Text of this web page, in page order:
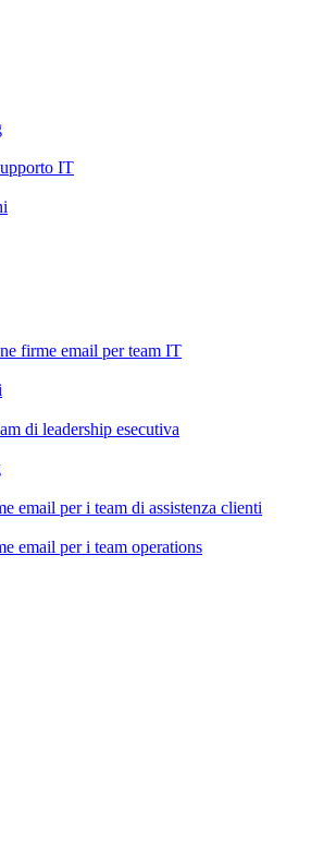
IT
firme email per team IT
di leadership esecutiva
email per i team di assistenza clienti
email per i team operations